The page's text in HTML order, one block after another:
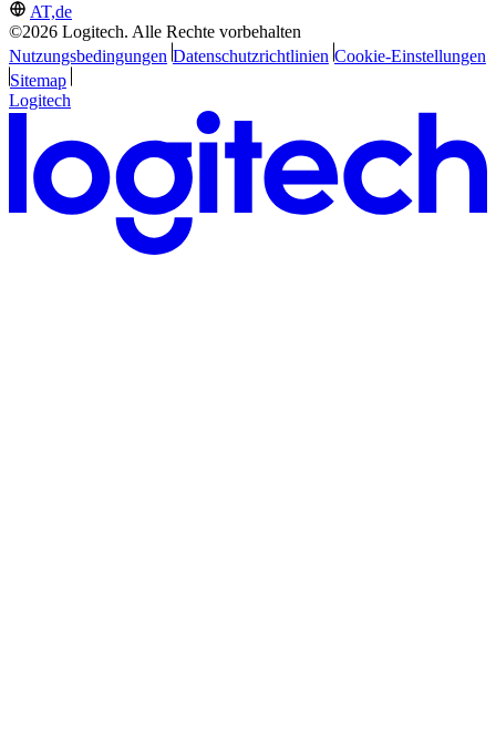
AT,de
©2026 Logitech. Alle Rechte vorbehalten
Nutzungsbedingungen Datenschutzrichtlinien Cookie-Einstellungen
Sitemap
Logitech